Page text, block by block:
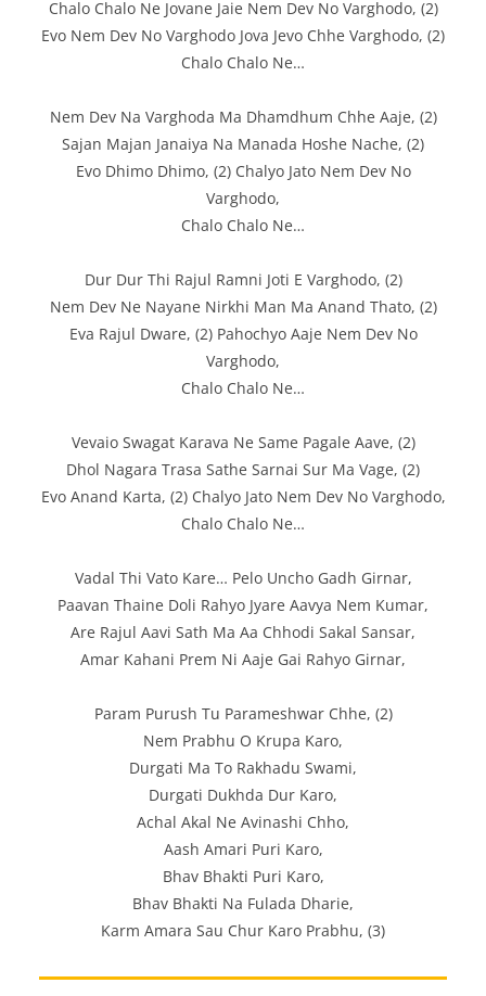
Chalo Chalo Ne Jovane Jaie Nem Dev No Varghodo, (2)
Evo Nem Dev No Varghodo Jova Jevo Chhe Varghodo, (2)
Chalo Chalo Ne…
Nem Dev Na Varghoda Ma Dhamdhum Chhe Aaje, (2)
Sajan Majan Janaiya Na Manada Hoshe Nache, (2)
Evo Dhimo Dhimo, (2) Chalyo Jato Nem Dev No
Varghodo,
Chalo Chalo Ne…
Dur Dur Thi Rajul Ramni Joti E Varghodo, (2)
Nem Dev Ne Nayane Nirkhi Man Ma Anand Thato, (2)
Eva Rajul Dware, (2) Pahochyo Aaje Nem Dev No
Varghodo,
Chalo Chalo Ne…
Vevaio Swagat Karava Ne Same Pagale Aave, (2)
Dhol Nagara Trasa Sathe Sarnai Sur Ma Vage, (2)
Evo Anand Karta, (2) Chalyo Jato Nem Dev No Varghodo,
Chalo Chalo Ne…
Vadal Thi Vato Kare… Pelo Uncho Gadh Girnar,
Paavan Thaine Doli Rahyo Jyare Aavya Nem Kumar,
Are Rajul Aavi Sath Ma Aa Chhodi Sakal Sansar,
Amar Kahani Prem Ni Aaje Gai Rahyo Girnar,
Param Purush Tu Parameshwar Chhe, (2)
Nem Prabhu O Krupa Karo,
Durgati Ma To Rakhadu Swami,
Durgati Dukhda Dur Karo,
Achal Akal Ne Avinashi Chho,
Aash Amari Puri Karo,
Bhav Bhakti Puri Karo,
Bhav Bhakti Na Fulada Dharie,
Karm Amara Sau Chur Karo Prabhu, (3)